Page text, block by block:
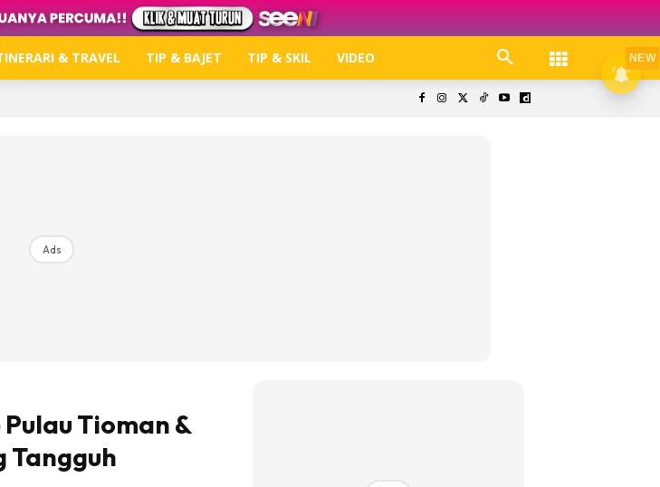
healing dan relax dengan LIBUR.
& TRAVEL TIP & BAJET TIP & SKIL VIDEO
Ads
Tioman &
Tangguh
NEW